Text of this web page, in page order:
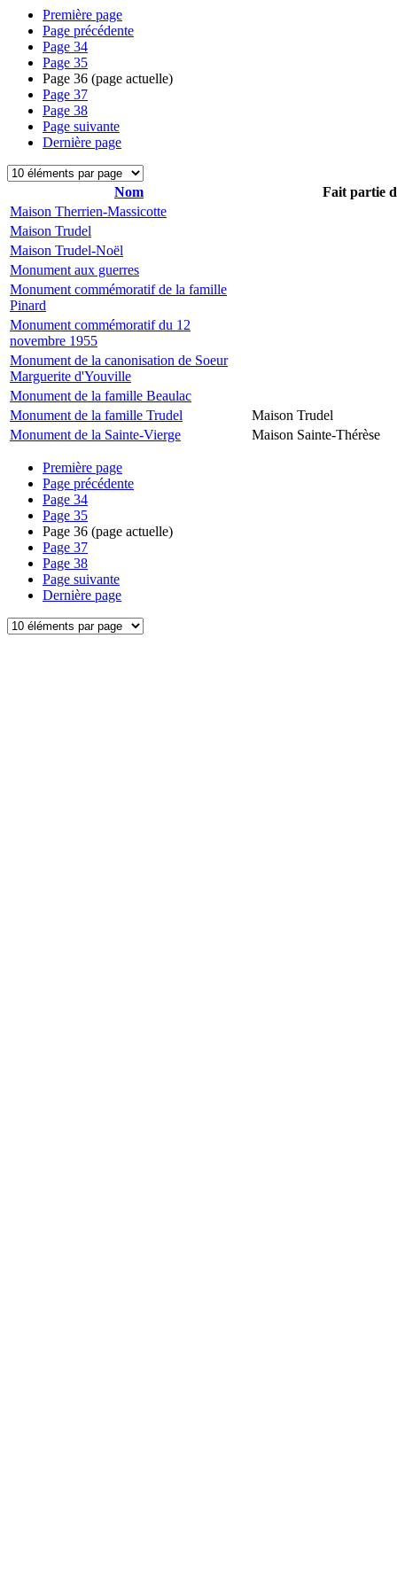
Première page
Page précédente
Page 34
Page 35
Page 36 (page actuelle)
Page 37
Page 38
Page suivante
Dernière page
Nom
Fait partie
Maison Therrien-Massicotte
Maison Trudel
Maison Trudel-Noël
Monument aux guerres
Monument commémoratif de la famille
Pinard
Monument commémoratif du 12
novembre 1955
Monument de la canonisation de Soeur
Marguerite d'Youville
Monument de la famille Beaulac
Monument de la famille Trudel
Maison Trudel
Monument de la Sainte-Vierge
Maison Sainte-Thérèse
Première page
Page précédente
Page 34
Page 35
Page 36 (page actuelle)
Page 37
Page 38
Page suivante
Dernière page